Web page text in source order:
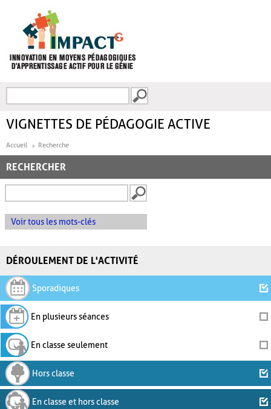
FORMULAIRE DE
VIGNETTES DE PÉDAGOGIE ACTIVE
Accueil Recherche
RECHERCHER
Voir tous les mots-clés
DÉROULEMENT DE L'ACTIVITÉ
Sporadiques
En plusieurs séances
En classe seulement
Hors classe
En classe et hors classe